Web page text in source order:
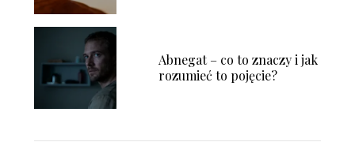
Abnegat – co to znaczy i jak
rozumieć to pojęcie?